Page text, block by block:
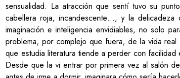
sensualidad. La atracción que sentí tuvo su
cabellera roja, incandescente…, y la
imaginación e inteligencia envidiables, no solo
problema, por complejo que fuera, de la vida
que estudia literatura tiende a perder con
Desde que la vi entrar por primera vez al salón